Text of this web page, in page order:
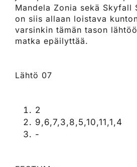
Mandela Zonia sekä Skyfall
on siis allaan loistava
varsinkin tämän tason
matka epäilyttää.
Lähtö 07
2
9,6,7,3,8,5,10,11,1,4
-